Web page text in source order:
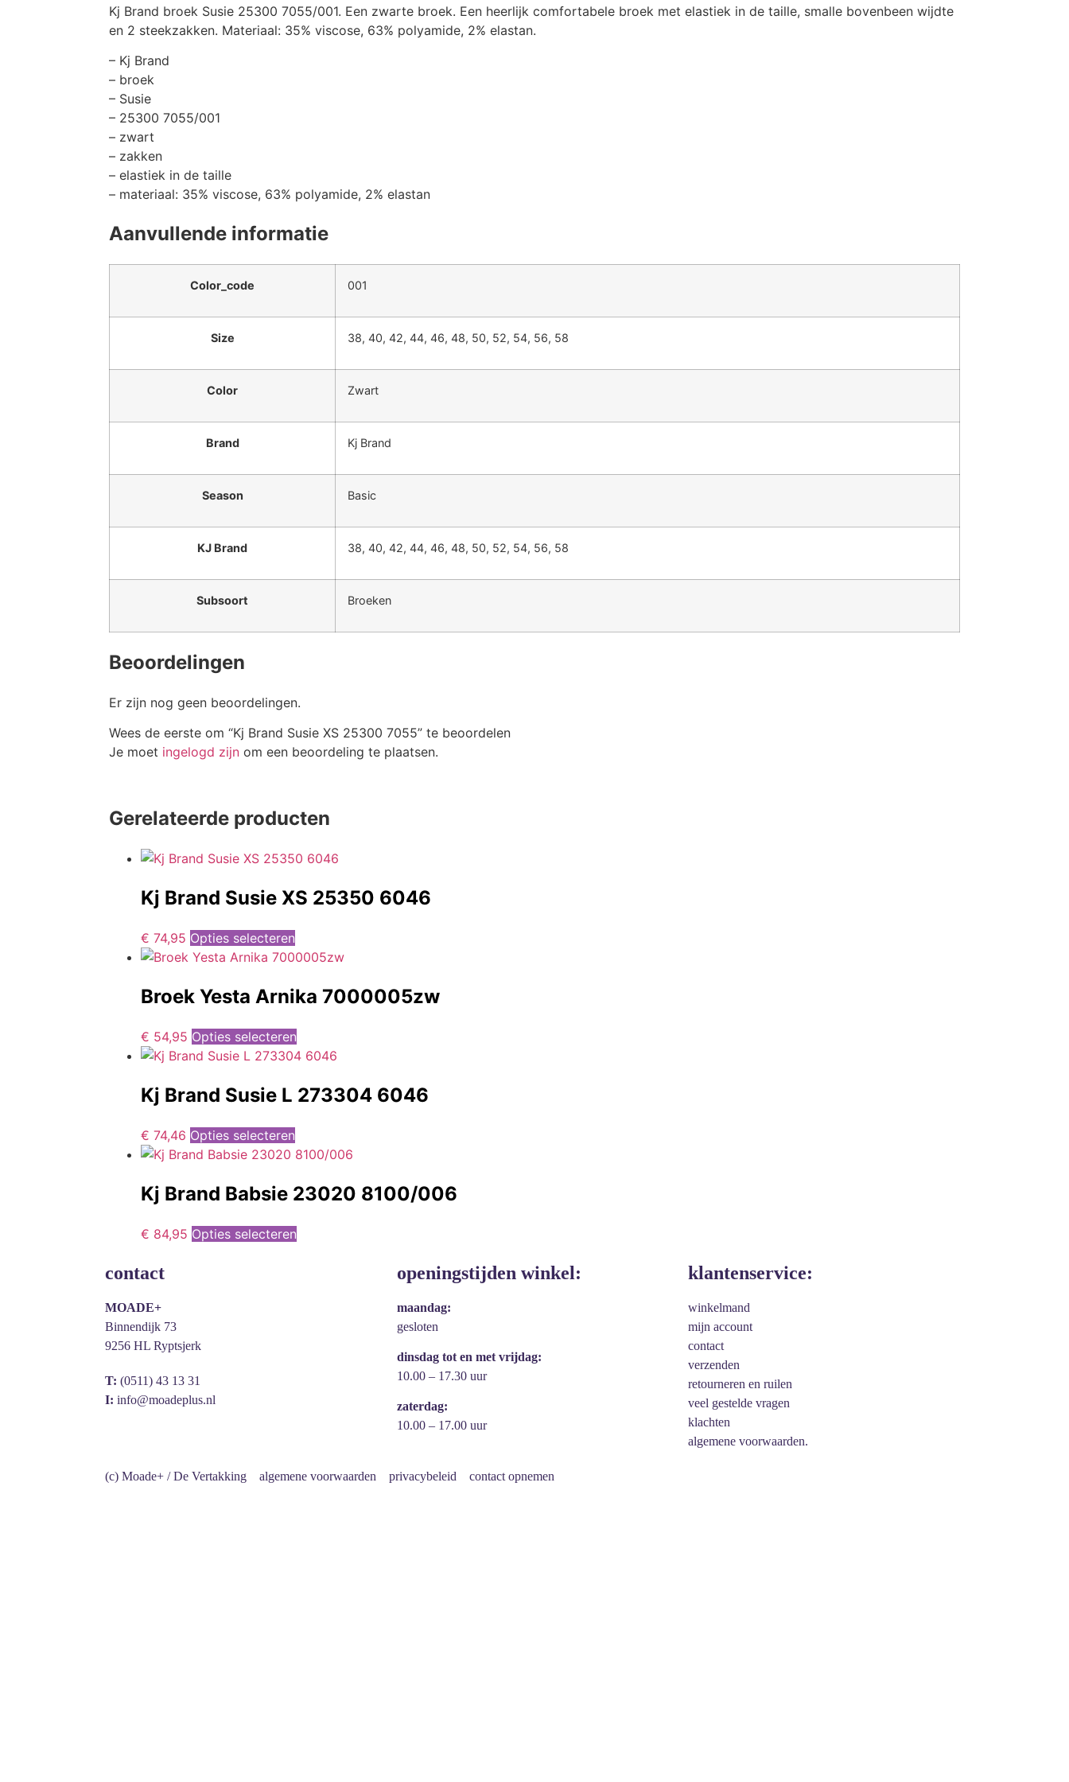
Kj Brand broek Susie 25300 7055/001. Een zwarte broek. Een heerlijk comfortabele broek met elastiek in de taille, smalle bovenbeen wijdte
en 2 steekzakken. Materiaal: 35% viscose, 63% polyamide, 2% elastan.
– Kj Brand
– broek
– Susie
– 25300 7055/001
– zwart
– zakken
– elastiek in de taille
– materiaal: 35% viscose, 63% polyamide, 2% elastan
Aanvullende informatie
Color_code 001
Size 38, 40, 42, 44, 46, 48, 50, 52, 54, 56, 58
Color Zwart
Brand Kj Brand
Season Basic
KJ Brand 38, 40, 42, 44, 46, 48, 50, 52, 54, 56, 58
Subsoort Broeken
Beoordelingen
Er zijn nog geen beoordelingen.
Wees de eerste om “Kj Brand Susie XS 25300 7055” te beoordelen
Je moet ingelogd zijn om een beoordeling te plaatsen.
Gerelateerde producten
Kj Brand Susie XS 25350 6046
€ 74,95 Opties selecteren
Broek Yesta Arnika 7000005zw
€ 54,95 Opties selecteren
Kj Brand Susie L 273304 6046
€ 74,46 Opties selecteren
Kj Brand Babsie 23020 8100/006
€ 84,95 Opties selecteren
contact
MOADE+
Binnendijk 73
9256 HL Ryptsjerk
T: (0511) 43 13 31
I: info@moadeplus.nl
openingstijden winkel:
maandag:
gesloten
dinsdag tot en met vrijdag:
10.00 – 17.30 uur
zaterdag:
10.00 – 17.00 uur
klantenservice:
winkelmand
mijn account
contact
verzenden
retourneren en ruilen
veel gestelde vragen
klachten
algemene voorwaarden.
(c) Moade+ / De Vertakking algemene voorwaarden privacybeleid contact opnemen